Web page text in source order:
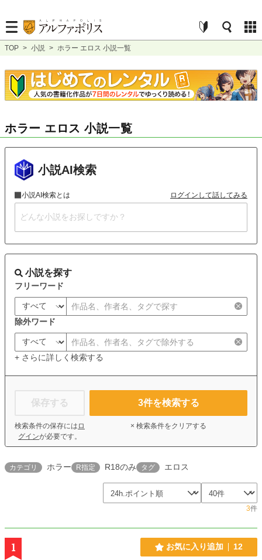
TOP > 小説 > ホラー エロス 小説一覧
ホラー エロス 小説一覧
小説AI検索
小説AI検索とは ログインして話してみる
小説を探す
フリーワード
除外ワード
+ さらに詳しく検索する
保存する
検索条件の保存には ロ
グインが必要です。
3件を検索する
× 検索条件をクリアする
カテゴリ ホラー R指定 R18のみ タグ エロス
3件
1 お気に入り追加 12